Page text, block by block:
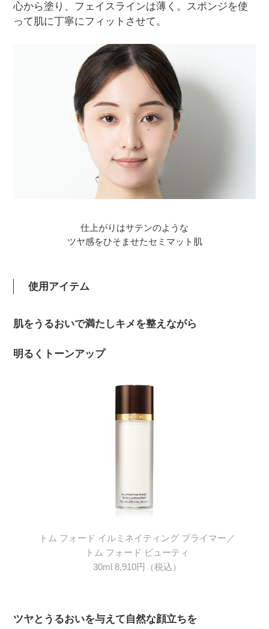
心から塗り、フェイスラインは薄く。スポンジを使
って肌に丁寧にフィットさせて。
仕上がりはサテンのような
ツヤ感をひそませたセミマット肌
使用アイテム
肌をうるおいで満たしキメを整えながら
明るくトーンアップ
トム フォード イルミネイティング プライマー／
トム フォード ビューティ
30ml 8,910円（税込）
ツヤとうるおいを与えて自然な顔立ちを